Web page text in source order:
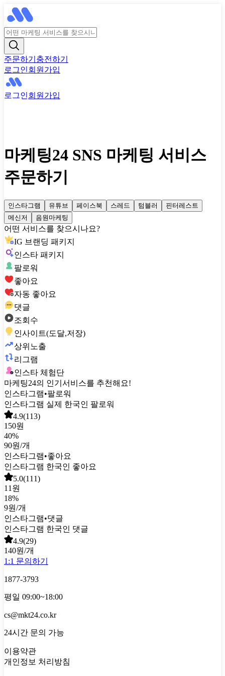
주문하기 충전하기
로그인회원가입
로그인회원가입
마케팅24 SNS 마케팅 서비스
주문하기
인스타그램 유튜브 페이스북 스레드 텀블러
핀터레스트
메신저
음원마케팅
어떤 서비스를 찾으시나요?
IG 브랜딩 패키지
인스타 패키지
팔로워
좋아요
자동 좋아요
댓글
조회수
인사이트(도달,저장)
상위노출
리그램
인스타 체험단
마케팅24의 인기서비스를 추천해요!
인스타그램•팔로워
인스타그램 실제 한국인 팔로워
4.9(113)
150원
40%
90원/개
인스타그램•좋아요
인스타그램 한국인 좋아요
5.0(111)
11원
18%
9원/개
인스타그램•댓글
인스타그램 한국인 댓글
4.9(29)
140원/개
1:1 문의하기
1877-3793
평일 09:00~18:00
cs@mkt24.co.kr
24시간 문의 가능
이용약관
개인정보 처리방침